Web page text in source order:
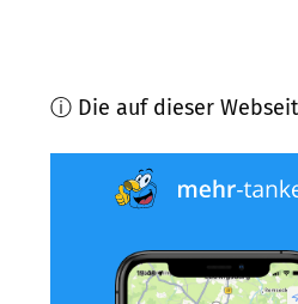
ⓘ Die auf dieser